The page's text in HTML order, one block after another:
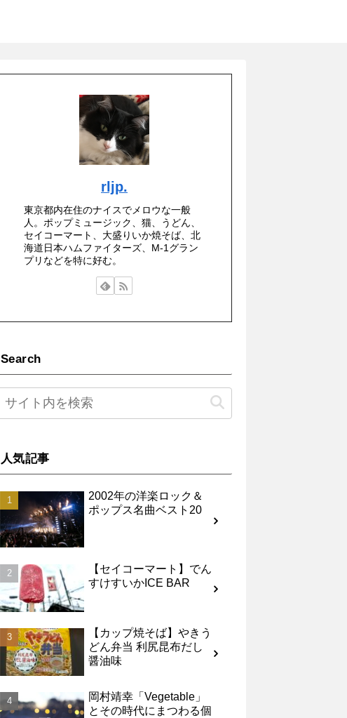
rljp.
東京都内在住のナイスでメロウな一般
人。ポップミュージック、猫、うどん、
セイコーマート、大盛りいか焼そば、北
海道日本ハムファイターズ、M-1グラン
プリなどを特に好む。
Search
人気記事
2002年の洋楽ロック＆
ポップス名曲ベスト20
【セイコーマート】でん
すけすいかICE BAR
【カップ焼そば】やきう
どん弁当 利尻昆布だし
醤油味
岡村靖幸「Vegetable」
とその時代にまつわる個